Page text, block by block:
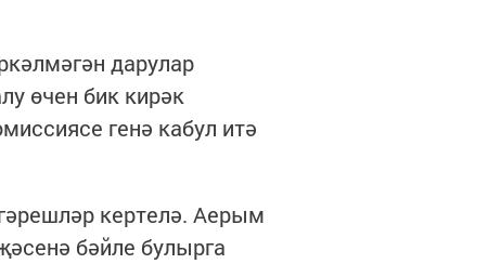
дарулар
өчен бик кирәк
генә кабул итә
кертелә. Аерым
бәйле булырга